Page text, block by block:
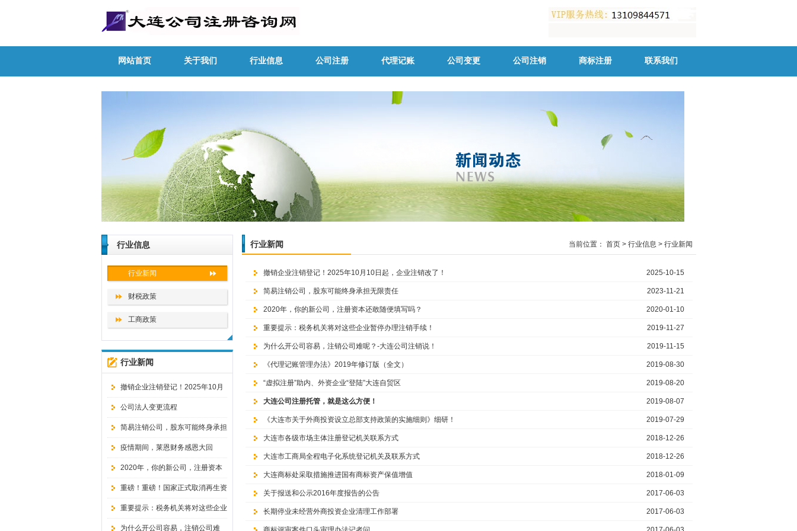
网站首页 关于我们 行业信息 公司注册 代理记账 公司变更 公司注销 商标注册 联系我们
行业信息
行业新闻
财税政策
工商政策
行业新闻
撤销企业注销登记！2025年10月
10日起，企业注销改了！
公司法人变更流程
简易注销公司，股东可能终身承担
无限责任
疫情期间，莱恩财务感恩大回
馈！！！
2020年，你的新公司，注册资本
还敢随便填写吗？
重磅！重磅！国家正式取消再生资
源经营备案证
重要提示：税务机关将对这些企业
暂停办理注销手续！
为什么开公司容易，注销公司难
当前位置： 首页> 行业信息 > 行业新闻
行业新闻
撤销企业注销登记！2025年10月10日起，企业注销改了！ 2025-10-15
简易注销公司，股东可能终身承担无限责任 2023-11-21
2020年，你的新公司，注册资本还敢随便填写吗？ 2020-01-10
重要提示：税务机关将对这些企业暂停办理注销手续！ 2019-11-27
为什么开公司容易，注销公司难呢？-大连公司注销说！ 2019-11-15
《代理记账管理办法》2019年修订版（全文） 2019-08-30
“虚拟注册”助内、外资企业“登陆”大连自贸区 2019-08-20
大连公司注册托管，就是这么方便！ 2019-08-07
《大连市关于外商投资设立总部支持政策的实施细则》细研！ 2019-07-29
大连市各级市场主体注册登记机关联系方式 2018-12-26
大连市工商局全程电子化系统登记机关及联系方式 2018-12-26
大连商标处采取措施推进国有商标资产保值增值 2018-01-09
关于报送和公示2016年度报告的公告 2017-06-03
长期停业未经营外商投资企业清理工作部署 2017-06-03